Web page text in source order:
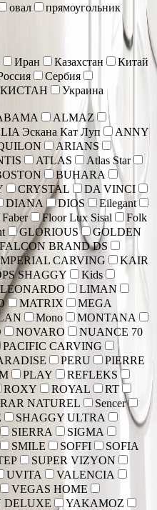
овал
прямоугольник
Иран Казахстан
Китай
Сербия
Украина
ALMAZ
Эскана Кат Луп
ANNY
ARIANS
ATLAS
Atlas Star
BUHARA
CRYSTAL
DA VINCI
DIANA DIOS
Eilegant
Faber Floor Lux Sisal
Folk
GLORIOUS
GOLDEN
BRAND DS
CARVING
KAIR
SHAGGY
Kids
LEONARDO
LIMAN
MATRIX
MEGA
Mono
MONTANA
NOVARO
NUANCE 70
PACIFIC CARVING
PERU
PIERRE
PLAY
REFLEKS
ROXY ROYAL
RT
NATUREL
Sencer
SHAGGY ULTRA
SIERRA
SIGMA
SMILE SOFFI
SOFIA
SUPER VIZYON
UVITA
VALENCIA
VEGAS HOME
DELUXE
YAKAMOZ